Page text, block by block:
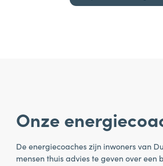
Onze
De energiecoaches zijn inwoners van
mensen thuis advies te geven over een